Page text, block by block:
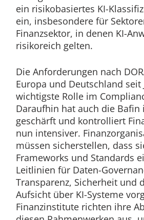
ein risikobasiertes KI-
ein, insbesondere für
Finanzsektor, in denen KI-
risikoreich gelten.
Die Anforderungen nach
Europa und Deutschland seit
wichtigste Rolle im
Daraufhin hat auch die Bafin
geschärft und kontrolliert
nun intensiver.
müssen sicherstellen, dass
Frameworks und Standards
Leitlinien für Daten-
Transparenz, Sicherheit und
Aufsicht über KI-Systeme
Finanzinstitute richten ihre